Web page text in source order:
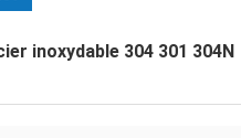
inoxydable 304 301 304N